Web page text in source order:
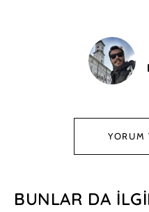
YORUM
BUNLAR DA